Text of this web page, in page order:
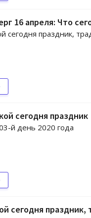
16 апреля: Что
сегодня праздник,
сегодня праздник
й день 2020 года
сегодня праздник,